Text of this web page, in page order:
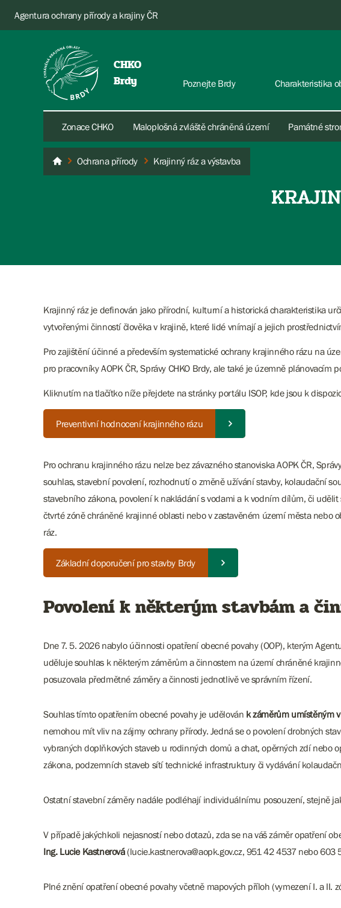
Agentura ochrany přírody a krajiny ČR
CHKO
Brdy
Poznejte Brdy Charakteristika
Zonace CHKO Maloplošná zvláště chráněná území Památné
BrdyOchrana přírody Krajinný ráz a výstavba
Krajinný ráz je definován jako přírodní, kulturní a historická charakteristika
vytvořenými činností člověka v krajině, které lidé vnímají a jejich
Pro zajištění účinné a především systematické ochrany krajinného rázu na
pro pracovníky AOPK ČR, Správy CHKO Brdy, ale také je územně
Kliknutím na tlačítko níže přejdete na stránky portálu ISOP, kde jsou k
Preventivní hodnocení krajinného rázu
Pro ochranu krajinného rázu nelze bez závazného stanoviska AOPK ČR,
souhlas, stavební povolení, rozhodnutí o změně užívání stavby, kolaudační
stavebního zákona, povolení k nakládání s vodami a k vodním dílům, či
čtvrté zóně chráněné krajinné oblasti nebo v zastavěném území města nebo
ráz.
Základní doporučení pro stavby Brdy
Povolení k některým stavbám a
Dne 7. 5. 2026 nabylo účinnosti opatření obecné povahy (OOP), kterým
uděluje souhlas k některým záměrům a činnostem na území chráněné
posuzovala předmětné záměry a činnosti jednotlivě ve správním řízení.
Souhlas tímto opatřením obecné povahy je udělován k záměrům umístěným
nemohou mít vliv na zájmy ochrany přírody. Jedná se o povolení drobných
vybraných doplňkových staveb u rodinných domů a chat, opěrných zdí nebo
zákona, podzemních staveb sítí technické infrastruktury či vydávání
Ostatní stavební záměry nadále podléhají individuálnímu posouzení, stejně
V případě jakýchkoli nejasností nebo dotazů, zda se na váš záměr opatření
Ing. Lucie Kastnerová(lucie.kastnerova@aopk.gov.cz, 951 42 4537 nebo 603
Plné znění opatření obecné povahy včetně mapových příloh (vymezení I. a II.